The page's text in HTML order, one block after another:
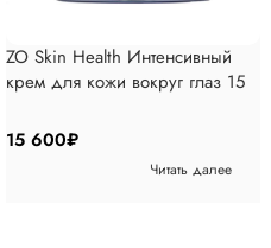
ZO Skin Health Интенсивный
крем для кожи вокруг глаз 15
15 600₽
Читать далее